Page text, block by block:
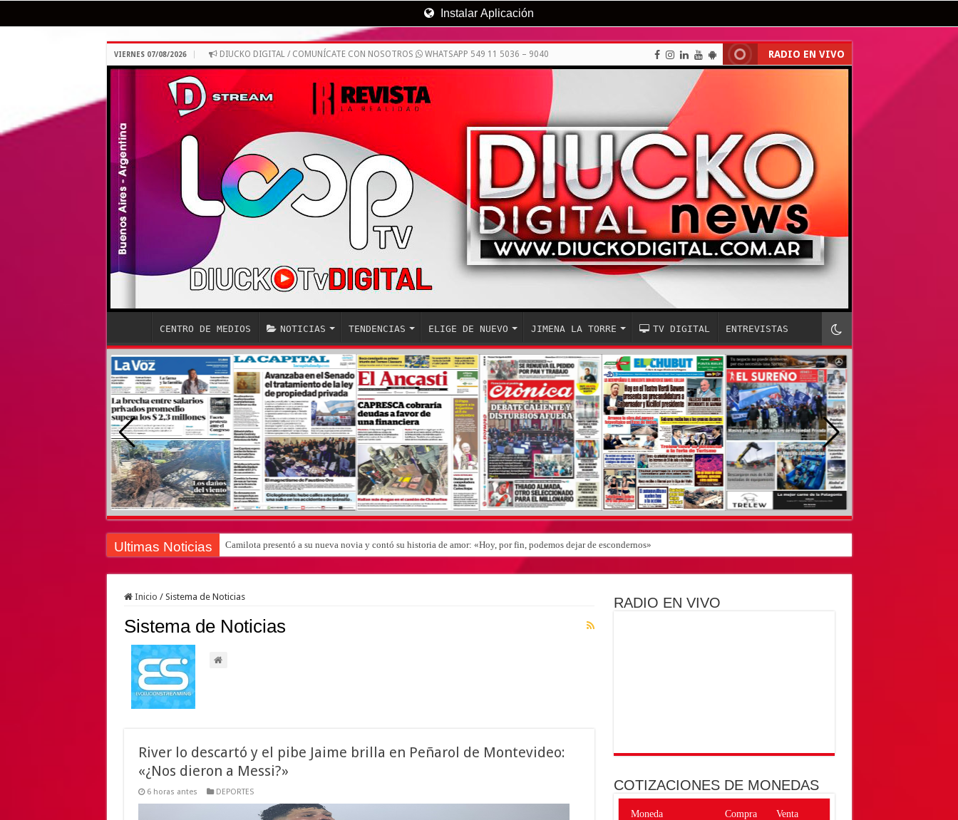
Instalar Aplicación
VIERNES 07/08/2026 DIUCKO DIGITAL / COMUNÍCATE CON NOSOTROS WHATSAPP 549 11 5036 – 9040 RADIO EN VIVO
CENTRO DE MEDIOS NOTICIAS TENDENCIAS ELIGE DE NUEVO JIMENA LA TORRE TV DIGITAL ENTREVISTAS
Ultimas Noticias Camilota presentó a su nueva novia y contó su historia de amor: «Hoy, por fin, podemos dejar de escondernos»
Inicio / Sistema de Noticias
Sistema de Noticias
River lo descartó y el pibe Jaime brilla en Peñarol de Montevideo:
«¿Nos dieron a Messi?»
6 horas antes DEPORTES
RADIO EN VIVO
COTIZACIONES DE MONEDAS
Moneda Compra Venta